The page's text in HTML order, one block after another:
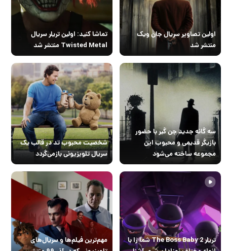
اولین تصاویر سریال جان ویک
منتشر شد
تماشا کنید: اولین تریلر سریال
Twisted Metal منتشر شد
سه گانه جدید جن گیر با حضور
بازیگر قدیمی و محبوب این
مجموعه ساخته می‌شود
شخصیت محبوب تد در قالب یک
سریال تلویزیونی بازمی‌گردد
تریلر The Boss Baby 2 شما را با
مهم‌ترین فیلم‌ها و سریال‌های